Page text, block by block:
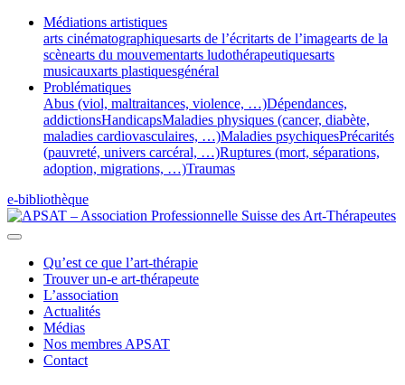
Médiations artistiques
arts cinématographiquesarts de l’écritarts de l’imagearts de la
scènearts du mouvementarts ludothérapeutiquesarts
musicauxarts plastiquesgénéral
Problématiques
Abus (viol, maltraitances, violence, …)Dépendances,
addictionsHandicapsMaladies physiques (cancer, diabète,
maladies cardiovasculaires, …)Maladies psychiquesPrécarités
(pauvreté, univers carcéral, …)Ruptures (mort, séparations,
adoption, migrations, …)Traumas
e-bibliothèque
Qu’est ce que l’art-thérapie
Trouver un-e art-thérapeute
L’association
Actualités
Médias
Nos membres APSAT
Contact